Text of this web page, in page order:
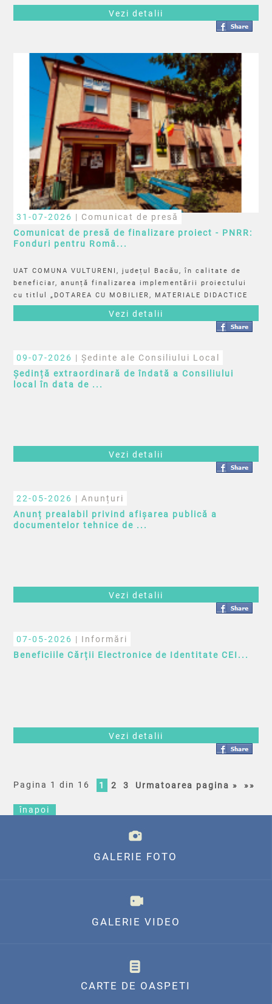
Vezi detalii
31-07-2026 | Comunicat de presă
Comunicat de presă de finalizare proiect - PNRR:
Fonduri pentru Româ...
UAT COMUNA VULTURENI, județul Bacău, în calitate de
beneficiar, anunță finalizarea implementării proiectului
cu titlul „DOTAREA CU MOBILIER, MATERIALE DIDACTICE
ȘI ECHIPAMENTE DIGITALE ÎN CADRUL ȘCOLII GIMNAZIALE
VULTURENI", cod F-PNRR-Dotari-2023-0523, Contract de
Vezi detalii
09-07-2026 | Ședinte ale Consiliului Local
Ședință extraordinară de îndată a Consiliului
local în data de ...
Vezi detalii
22-05-2026 | Anunțuri
Anunț prealabil privind afișarea publică a
documentelor tehnice de ...
Vezi detalii
07-05-2026 | Informări
Beneficiile Cărții Electronice de Identitate CEI...
Vezi detalii
Pagina 1 din 16 1 2 3 Urmatoarea pagina » »»
înapoi
GALERIE FOTO
GALERIE VIDEO
CARTE DE OASPETI